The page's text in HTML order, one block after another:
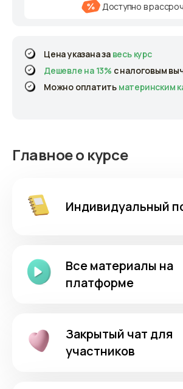
Доступно в
Цена указана за весь курс
Дешевле на 13% с налоговым
Можно оплатить материнским
Главное о курсе
Индивидуальный
Все материалы на
платформе
Закрытый чат для
участников